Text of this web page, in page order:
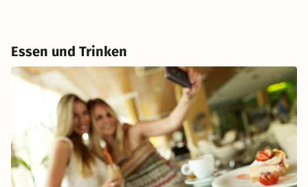
Essen und Trinken